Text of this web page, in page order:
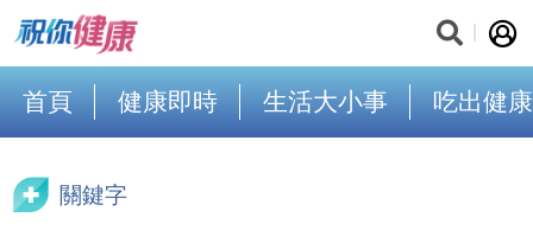
首頁 健康即時 生活大小事 吃出健康
關鍵字